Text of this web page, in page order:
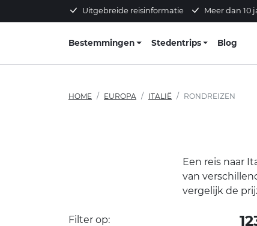
Uitgebreide reisinformatie Meer dan 10
Bestemmingen Stedentrips Blog
HOME EUROPA ITALIË RONDREIZEN
Een reis naar
van
vergelijk de
Filter op: